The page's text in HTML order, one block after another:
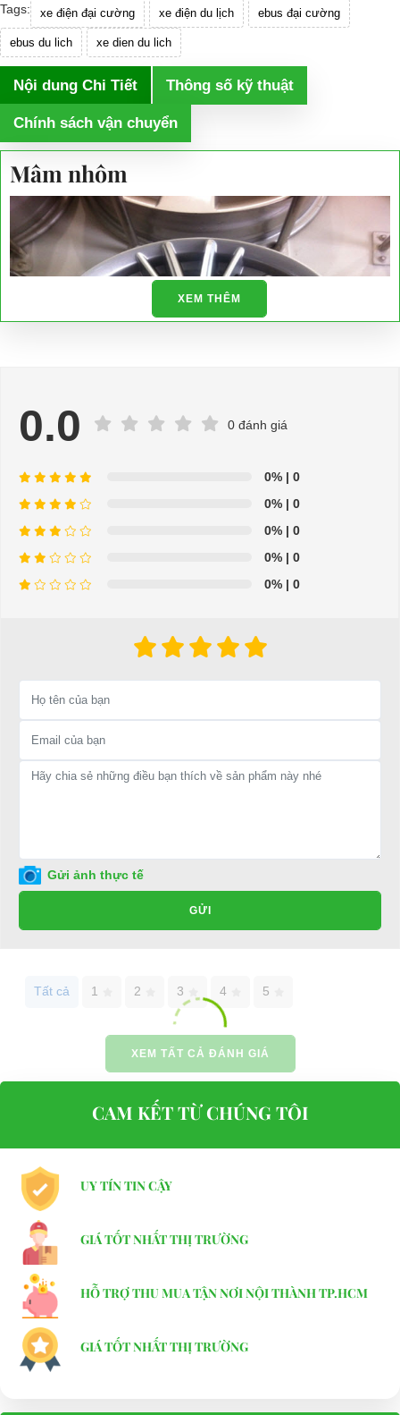
Tags: xe điện đại cường xe điện du lịch ebus đại cường
ebus du lich xe dien du lich
Nội dung Chi Tiết Thông số kỹ thuật
Chính sách vận chuyển
Mâm nhôm
Để được tư vấn thêm về cách sử dụng xe ô tô điện để tăng tuổi thọ
cho xe hoặc có vấn đề gì cần được hỗ trợ, quý khách vui lòng liên
LIÊN HỆ CÔNG TY:
Đại Cường
E-mail: phuhuynhkd@gmail.com
XEM THÊM
0.0 0 đánh giá
0% | 0
0% | 0
0% | 0
0% | 0
0% | 0
Gửi ảnh thực tế
GỬI
Tất cả 1 2 3 4 5
XEM TẤT CẢ ĐÁNH GIÁ
CAM KẾT TỪ CHÚNG TÔI
UY TÍN TIN CẬY
GIÁ TỐT NHẤT THỊ TRƯỜNG
HỖ TRỢ THU MUA TẬN NƠI NỘI THÀNH TP.HCM
GIÁ TỐT NHẤT THỊ TRƯỜNG